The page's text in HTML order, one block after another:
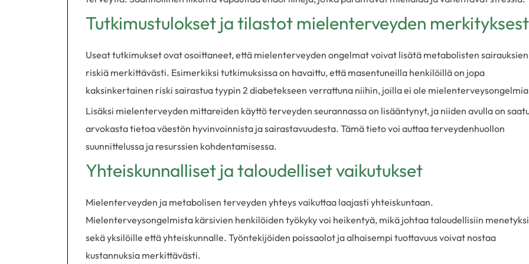
Tutkimustulokset ja tilastot mielenterveyden
Useat tutkimukset ovat osoittaneet, että mielenterveyden ongelmat voivat lisätä metabolisten sairauksien
riskiä merkittävästi. Esimerkiksi tutkimuksissa on havaittu, että masentuneilla henkilöillä on jopa
kaksinkertainen riski sairastua tyypin 2 diabetekseen verrattuna niihin, joilla ei ole
Lisäksi mielenterveyden mittareiden käyttö terveyden seurannassa on lisääntynyt, ja niiden avulla on
arvokasta tietoa väestön hyvinvoinnista ja sairastavuudesta. Tämä tieto voi auttaa terveydenhuollon
suunnittelussa ja resurssien kohdentamisessa.
Yhteiskunnalliset ja taloudelliset vaikutukset
Mielenterveyden ja metabolisen terveyden yhteys vaikuttaa laajasti yhteiskuntaan.
Mielenterveysongelmista kärsivien henkilöiden työkyky voi heikentyä, mikä johtaa taloudellisiin
sekä yksilöille että yhteiskunnalle. Työntekijöiden poissaolot ja alhaisempi tuottavuus voivat nostaa
kustannuksia merkittävästi.